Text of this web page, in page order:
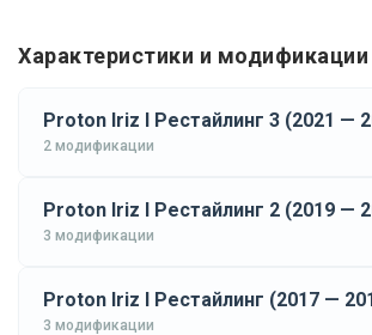
Характеристики и модификации
Proton Iriz I Рестайлинг 3 (2021 —
2 модификации
Proton Iriz I Рестайлинг 2 (2019 —
3 модификации
Proton Iriz I Рестайлинг (2017 —
3 модификации